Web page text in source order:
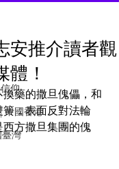
仰
中國香港
臺灣
安推介讀者觀
體！
藥的撒旦傀儡，和
，表面反對法輪
方撒旦集團的傀